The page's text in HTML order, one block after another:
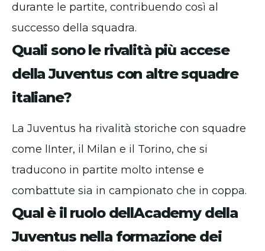
durante le partite, contribuendo così al
successo della squadra.
Quali sono le rivalità più accese
della Juventus con altre squadre
italiane?
La Juventus ha rivalità storiche con squadre
come lInter, il Milan e il Torino, che si
traducono in partite molto intense e
combattute sia in campionato che in coppa.
Qual è il ruolo dellAcademy della
Juventus nella formazione dei